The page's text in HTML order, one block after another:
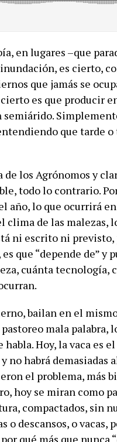
en lugares –que
es cierto,
que jamás se
es que producir
que tarde
de los Agrónomos y
todo lo contrario.
año, lo que ocurrirá
clima de las malezas,
ni escrito ni previsto,
que “depende de” y
cuánta tecnología,
bailan en el mismo
mala palabra,
Hoy, la vaca es
no habrá demasiadas
el problema, más
hoy se miran como
compactados, sin
descansos, o vacas,
qué más que nunca